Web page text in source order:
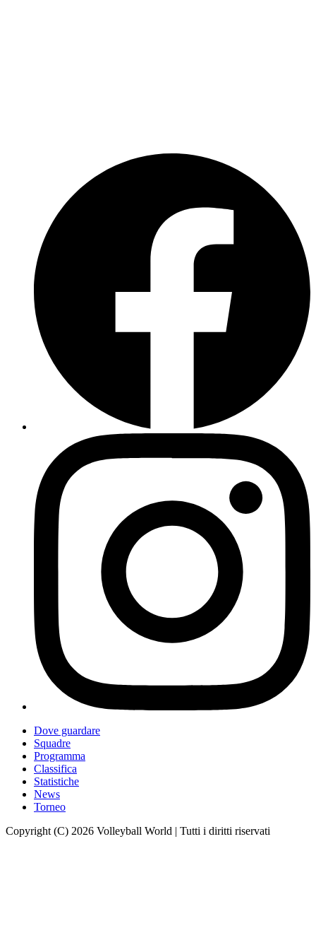
Dove guardare
Squadre
Programma
Classifica
Statistiche
News
Torneo
Copyright (C) 2026 Volleyball World | Tutti i diritti riservati